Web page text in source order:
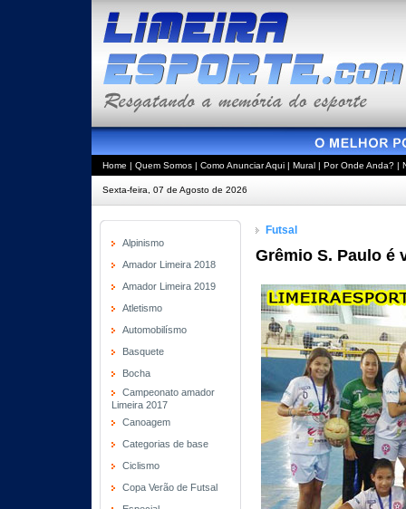
Home | Quem Somos | Como Anunciar Aqui | Mural | Por Onde Anda? |
Sexta-feira, 07 de Agosto de 2026
Alpinismo
Amador Limeira 2018
Amador Limeira 2019
Atletismo
Automobilísmo
Basquete
Bocha
Campeonato amador
Limeira 2017
Canoagem
Categorias de base
Ciclismo
Copa Verão de Futsal
Futsal
Grêmio S. Paulo é